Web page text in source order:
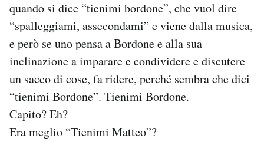
Area Personale
Notifiche mobile
Regala il Post
Hai bisogno di aiuto?
Esci
quando si dice “tienimi bordone”, che vuol dire
“spalleggiami, assecondami” e viene dalla musica,
e però se uno pensa a Bordone e alla sua
inclinazione a imparare e condividere e discutere
un sacco di cose, fa ridere, perché sembra che dici
“tienimi Bordone”. Tienimi Bordone.
Capito? Eh?
Era meglio “Tienimi Matteo”?